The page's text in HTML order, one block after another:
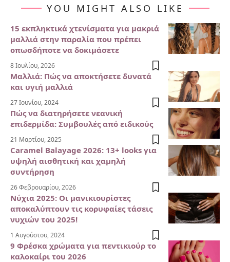
YOU MIGHT ALSO LIKE
15 εκπληκτικά χτενίσματα για μακριά
μαλλιά στην παραλία που πρέπει
οπωσδήποτε να δοκιμάσετε
8 Ιουλίου, 2026
Μαλλιά: Πώς να αποκτήσετε δυνατά
και υγιή μαλλιά
27 Ιουνίου, 2024
Πώς να διατηρήσετε νεανική
επιδερμίδα: Συμβουλές από ειδικούς
21 Μαρτίου, 2025
Caramel Balayage 2026: 13+ looks για
υψηλή αισθητική και χαμηλή
συντήρηση
26 Φεβρουαρίου, 2026
Νύχια 2025: Οι μανικιουρίστες
αποκαλύπτουν τις κορυφαίες τάσεις
νυχιών του 2025!
1 Αυγούστου, 2024
9 Φρέσκα χρώματα για πεντικιούρ το
καλοκαίρι του 2026